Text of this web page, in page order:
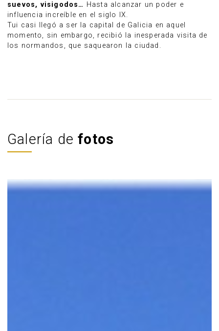
suevos, visigodos… Hasta alcanzar un poder e
influencia increíble en el siglo IX.
Tui casi llegó a ser la capital de Galicia en aquel
momento, sin embargo, recibió la inesperada visita de
los normandos, que saquearon la ciudad.
Galería defotos